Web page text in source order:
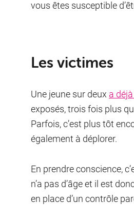
vous êtes susceptible
Les victimes
Une jeune sur deux a
exposés, trois fois plus
Parfois, c’est plus tôt
également à déplorer.
En prendre conscience,
n’a pas d’âge et il est
en place d’un contrôle